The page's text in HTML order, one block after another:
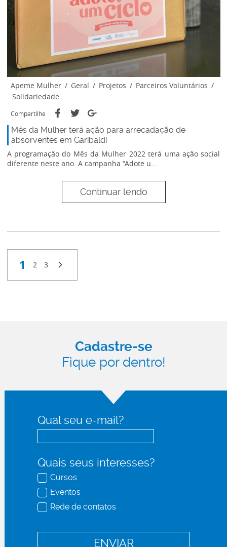
Apeme Mulher / Geral / Projetos / Parceiros Voluntários /
Solidariedade
Compartilhe
Mês da Mulher terá ação para arrecadação de
absorventes em Garibaldi
A programação do Mês da Mulher 2022 terá uma ação social
diferente neste ano. A campanha “Adote u...
Continuar lendo
1 2 3
Cadastre-se
Fique por dentro!
Qual seu e-mail?
Quais seus interesses?
Cursos
Eventos
Rede de contatos